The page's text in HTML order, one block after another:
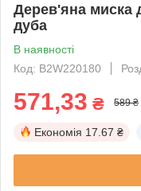
Дерев'яна миска
дуба
В наявності
Код: B2W220180
571,33 ₴ 589 ₴
Економія 17.67 ₴